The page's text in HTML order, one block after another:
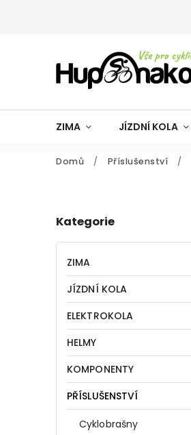
ZIMA JÍZDNÍ KOLA
Domů / Příslušenství /
Kategorie
ZIMA
JÍZDNÍ KOLA
ELEKTROKOLA
HELMY
KOMPONENTY
PŘÍSLUŠENSTVÍ
Cyklobrašny